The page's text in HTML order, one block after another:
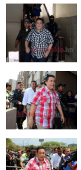
minute,
seconds